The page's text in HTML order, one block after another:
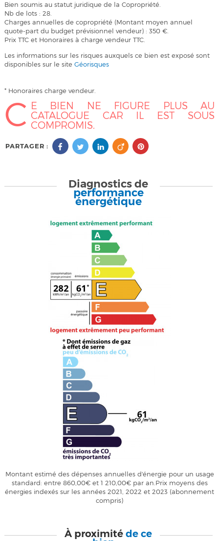
Bien soumis au statut juridique de la Copropriété.
Nb de lots : 28.
Charges annuelles de copropriété (Montant moyen annuel
quote-part du budget prévisionnel vendeur) : 350 €.
Prix TTC et Honoraires à charge vendeur TTC.
Les informations sur les risques auxquels ce bien est exposé sont
disponibles sur le site Géorisques
* Honoraires charge vendeur.
C E BIEN NE FIGURE PLUS AU
CATALOGUE CAR IL EST SOUS
COMPROMIS.
PARTAGER :
Diagnostics de
performance
énergétique
Montant estimé des dépenses annuelles d'énergie pour un usage
standard: entre 860,00€ et 1 210,00€ par an.Prix moyens des
énergies indexés sur les années 2021, 2022 et 2023 (abonnement
compris)
À proximitéde ce